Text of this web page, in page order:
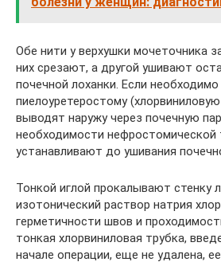
Обе нити у верхушки мочеточника
них срезают, а другой ушивают
почечной лоханки. Если
пиелоуретеростому
выводят наружу через почечную
необходимости нефростомической
устанавливают до ушивания
Тонкой иглой прокалывают стенку
изотонический раствор натрия
герметичности швов и
тонкая хлорвиниловая трубка,
начале операции, еще не удалена,